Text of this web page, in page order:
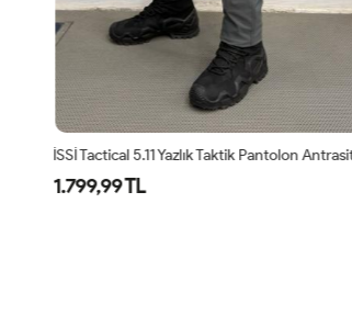
İSSİ Tactical 5.11 Yazlık Taktik Pantolon Antrasit
1.799,99 TL